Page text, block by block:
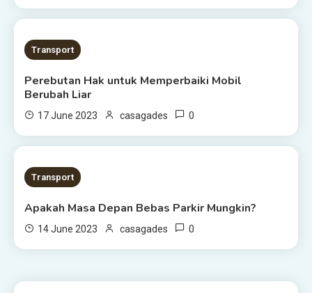
3 MINS READ
Transport
Perebutan Hak untuk Memperbaiki Mobil
Berubah Liar
17 June 2023 casagades 0
2 MINS READ
Transport
Apakah Masa Depan Bebas Parkir Mungkin?
14 June 2023 casagades 0